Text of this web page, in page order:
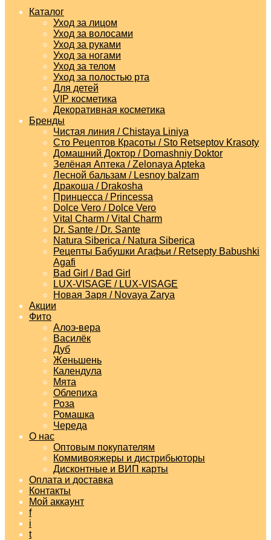
Каталог
Уход за лицом
Уход за волосами
Уход за руками
Уход за ногами
Уход за телом
Уход за полостью рта
Для детей
VIP косметика
Декоративная косметика
Бренды
Чистая линия / Chistaya Liniya
Сто Рецептов Красоты / Sto Retseptov Krasoty
Домашний Доктор / Domashniy Doktor
Зелёная Аптека / Zelonaya Apteka
Лесной бальзам / Lesnoy balzam
Дракоша / Drakosha
Принцесса / Princessa
Dolce Vero / Dolce Vero
Vital Charm / Vital Charm
Dr. Sante / Dr. Sante
Natura Siberica / Natura Siberica
Рецепты Бабушки Агафьи / Retsepty Babushki
Agafi
Bad Girl / Bad Girl
LUX-VISAGE / LUX-VISAGE
Новая Заря / Novaya Zarya
Акции
Фито
Алоэ-вера
Василёк
Дуб
Женьшень
Календула
Мята
Облепиха
Роза
Ромашка
Череда
О нас
Оптовым покупателям
Коммивояжеры и дистрибьюторы
Дисконтные и ВИП карты
Оплата и доставка
Контакты
Мой аккаунт
f
i
t